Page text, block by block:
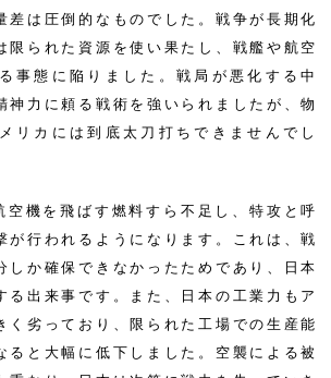
差は圧倒的なものでした。戦争が長期化
限られた資源を使い果たし、戦艦や航空
事態に陥りました。戦局が悪化する中
神力に頼る戦術を強いられましたが、物
リカには到底太刀打ちできませんでし
空機を飛ばす燃料すら不足し、特攻と呼
が行われるようになります。これは、戦
しか確保できなかったためであり、日本
る出来事です。また、日本の工業力もア
く劣っており、限られた工場での生産能
ると大幅に低下しました。空襲による被